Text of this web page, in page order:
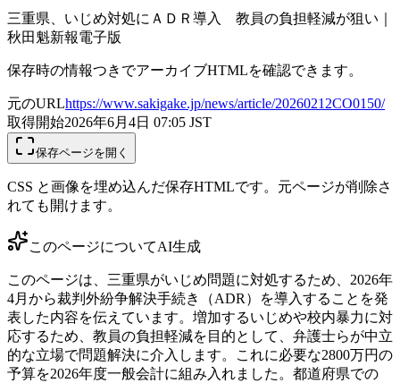
三重県、いじめ対処にＡＤＲ導入 教員の負担軽減が狙い｜
秋田魁新報電子版
保存時の情報つきでアーカイブHTMLを確認できます。
元のURLhttps://www.sakigake.jp/news/article/20260212CO0150/
取得開始2026年6月4日 07:05 JST
保存ページを開く
CSS と画像を埋め込んだ保存HTMLです。元ページが削除さ
れても開けます。
このページについてAI生成
このページは、三重県がいじめ問題に対処するため、2026年
4月から裁判外紛争解決手続き（ADR）を導入することを発
表した内容を伝えています。増加するいじめや校内暴力に対
応するため、教員の負担軽減を目的として、弁護士らが中立
的な立場で問題解決に介入します。これに必要な2800万円の
予算を2026年度一般会計に組み入れました。都道府県での